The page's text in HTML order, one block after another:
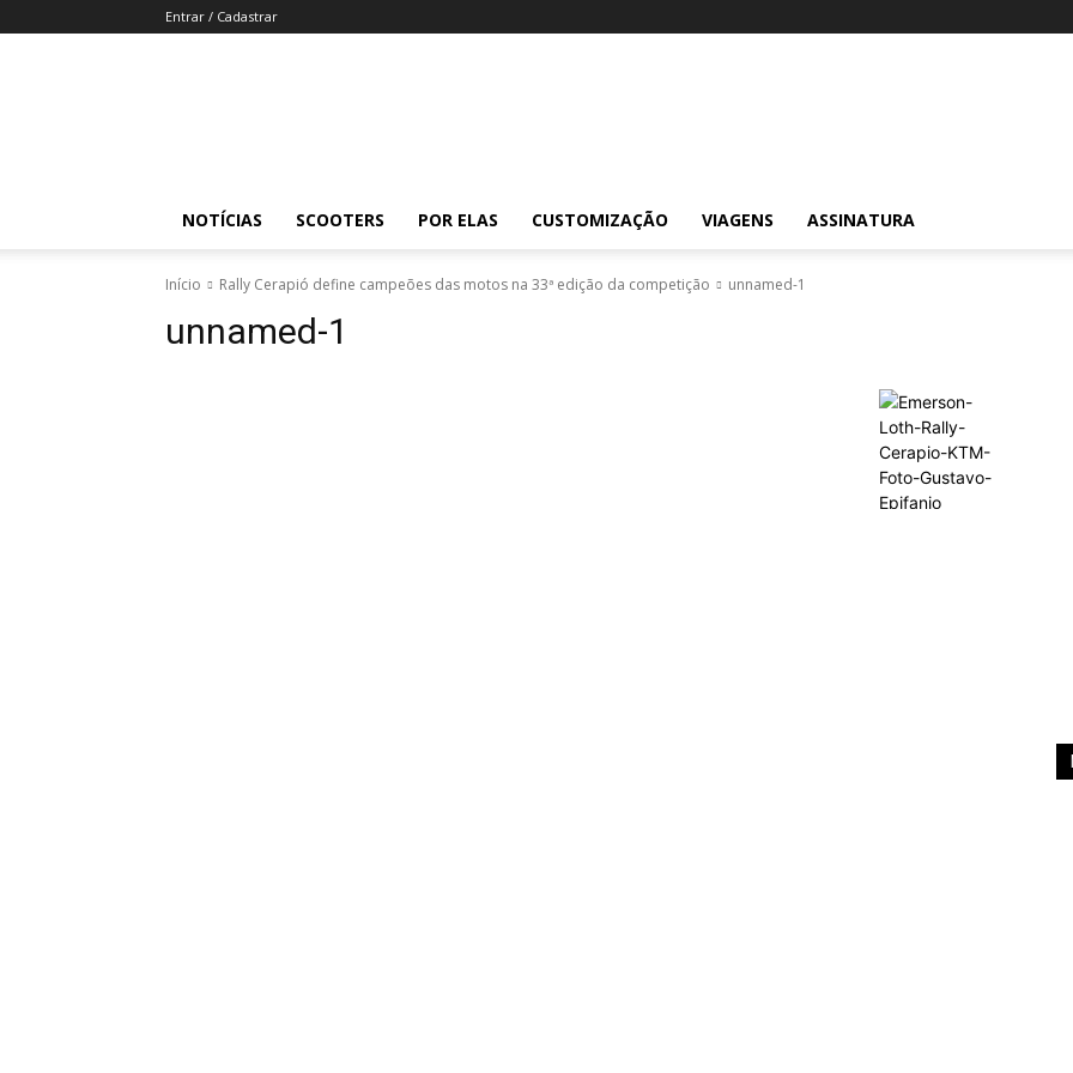
Entrar / Cadastrar
NOTÍCIAS SCOOTERS POR ELAS CUSTOMIZAÇÃO VIAGENS ASSINATURA
Início Rally Cerapió define campeões das motos na 33ª edição da competição unnamed-1
unnamed-1